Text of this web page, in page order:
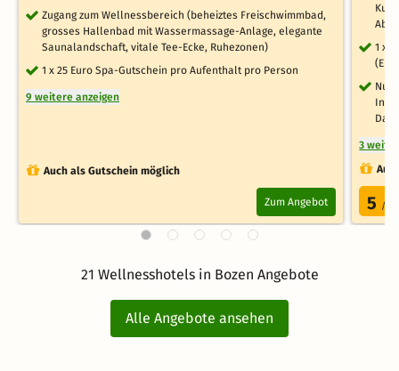
Zugang zum Wellnessbereich (beheiztes Freischwimmbad,
grosses Hallenbad mit Wassermassage-Anlage, elegante
Saunalandschaft, vitale Tee-Ecke, Ruhezonen)
1 x 25 Euro Spa-Gutschein pro Aufenthalt pro Person
9 weitere anzeigen
Auch als Gutschein möglich
Zum Angebot
1 x
3
5 /5.0
21 Wellnesshotels in Bozen Angebote
Alle Angebote ansehen